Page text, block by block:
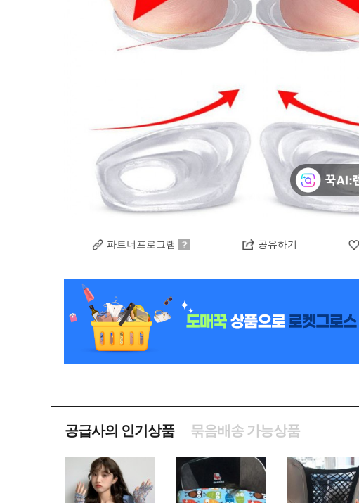
파트너프로그램 공유하기
공급사의 인기상품 묶음배송 가능상품